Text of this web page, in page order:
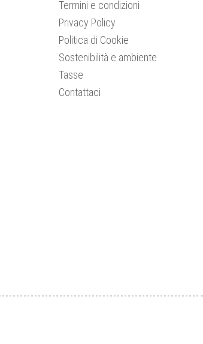
Termini e condizioni
Privacy Policy
Politica di Cookie
Sostenibilità e ambiente
Tasse
Contattaci